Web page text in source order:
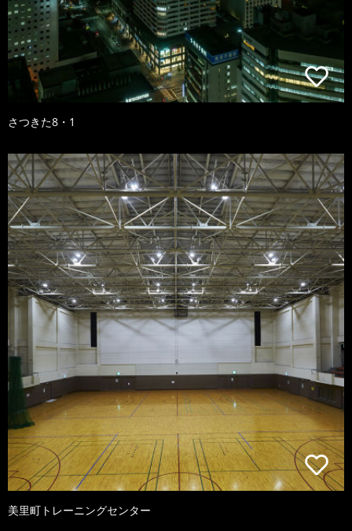
さつきた8・1
美里町トレーニングセンター